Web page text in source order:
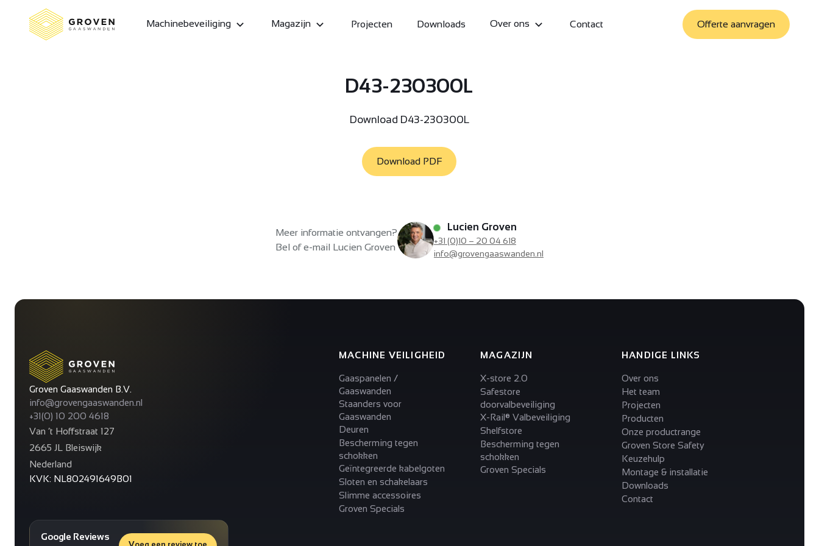
Machinebeveiliging Magazijn Projecten Downloads Over ons Contact Offerte aanvragen
D43-230300L
Download D43-230300L
Download PDF
Meer informatie ontvangen?
Bel of e-mail Lucien Groven
Lucien Groven
+31 (0)10 – 20 04 618
info@grovengaaswanden.nl
Groven Gaaswanden B.V.
info@grovengaaswanden.nl
+31(0) 10 200 4618
Van ’t Hoffstraat 127
2665 JL Bleiswijk
Nederland
KVK: NL802491649B01
Google Reviews
MACHINE VEILIGHEID
Gaaspanelen /
Gaaswanden
Staanders voor
Gaaswanden
Deuren
Bescherming tegen
schokken
Geïntegreerde kabelgoten
Sloten en schakelaars
Slimme accessoires
Groven Specials
MAGAZIJN
X-store 2.0
Safestore
doorvalbeveiliging
X-Rail® Valbeveiliging
Shelfstore
Bescherming tegen
schokken
Groven Specials
HANDIGE LINKS
Over ons
Het team
Projecten
Producten
Onze productrange
Groven Store Safety
Keuzehulp
Montage & installatie
Downloads
Contact